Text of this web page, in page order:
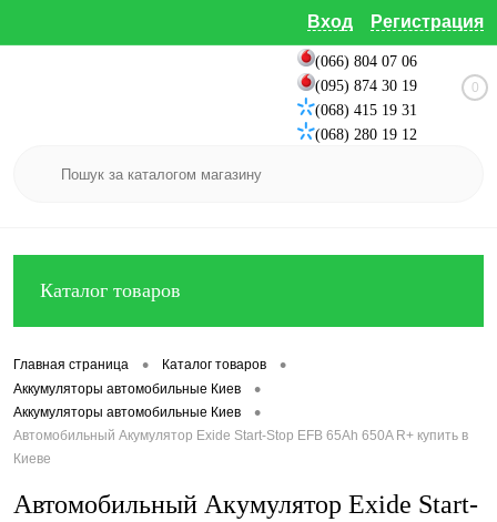
Вход Регистрация
(066) 804 07 06
(095) 874 30 19
(068) 415 19 31
(068) 280 19 12
0
Каталог товаров
Главная страница • Каталог товаров •
Аккумуляторы автомобильные Киев •
Аккумуляторы автомобильные Киев •
Автомобильный Акумулятор Exide Start-Stop EFB 65Ah 650A R+ купить в
Киеве
Автомобильный Акумулятор Exide Start-